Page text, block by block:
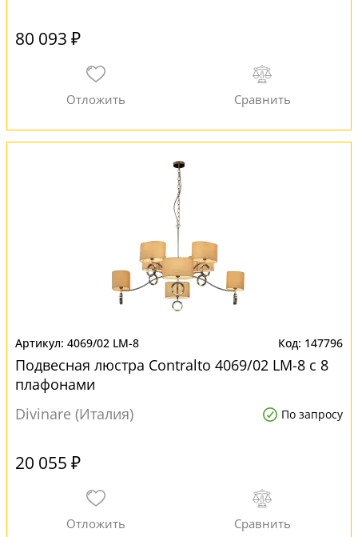
80 093 ₽
4069/02 LM-8 147796
Подвесная люстра Contralto 4069/02 LM-8 с 8
плафонами
Divinare (Италия)
По запросу
20 055 ₽